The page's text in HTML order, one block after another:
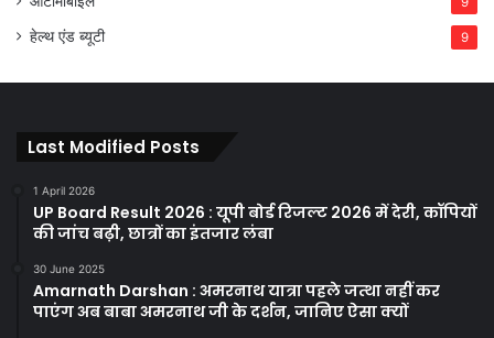
हेल्थ एंड ब्यूटी 9
Last Modified Posts
1 April 2026
UP Board Result 2026 : यूपी बोर्ड रिजल्ट 2026 में देरी, कॉपियों
की जांच बढ़ी, छात्रों का इंतजार लंबा
30 June 2025
Amarnath Darshan : अमरनाथ यात्रा पहले जत्था नहीं कर
पाएंग अब बाबा अमरनाथ जी के दर्शन, जानिए ऐसा क्यों